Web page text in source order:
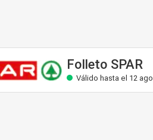
Folleto SPAR
Válido hasta el 12 ago